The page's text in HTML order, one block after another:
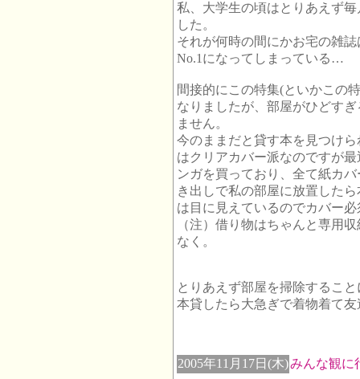
私、大学生の頃はとりあえず
した。
それが何時の間にかお宅の雑
No.1になってしまっている…
間接的にこの特集(といかこの
なりましたが、部屋がひどす
ません。
今のままだと貸す本を見つけ
はクリアカバー派なのですが
ンガを買っており、全て紙カ
き出しで私の部屋に放置した
は目に見えているのでカバー必
（注）借り物はちゃんと専用
なく。
とりあえず部屋を掃除するこ
本貸したら大急ぎで着物着て
2005年11月17日(木)みんな観に